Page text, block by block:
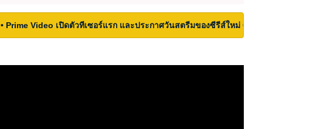
• Prime Video เปิดตัวทีเซอร์แรก และประกาศวันสตรีมของซีรีส์ใหม่ Carrie บนเวที San